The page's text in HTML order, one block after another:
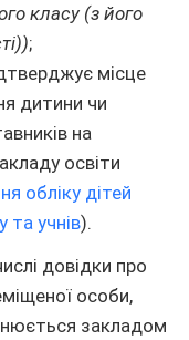
класу (з його
;
місце
дитини чи
на
освіти
обліку дітей
та учнів).
довідки про
особи,
закладом